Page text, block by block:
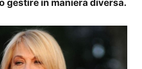
gestire in maniera diversa.